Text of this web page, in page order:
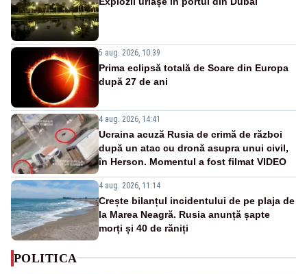
5 aug. 2026, 10:39
Prima eclipsă totală de Soare din Europa
după 27 de ani
4 aug. 2026, 14:41
Ucraina acuză Rusia de crimă de război
după un atac cu dronă asupra unui civil,
în Herson. Momentul a fost filmat VIDEO
4 aug. 2026, 11:14
Crește bilanțul incidentului de pe plaja de
la Marea Neagră. Rusia anunță șapte
morți și 40 de răniți
POLITICA